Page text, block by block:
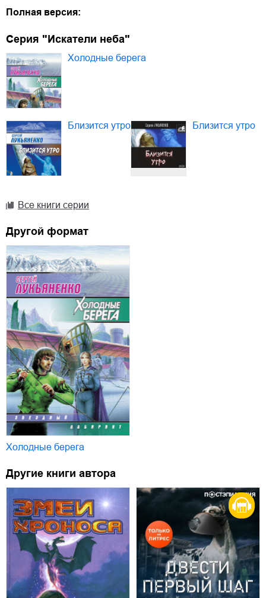
Полная версия:
Серия "Искатели неба"
Холодные берега
Близится утро Близится утро
Все книги серии
Другой формат
Холодные берега
Другие книги автора